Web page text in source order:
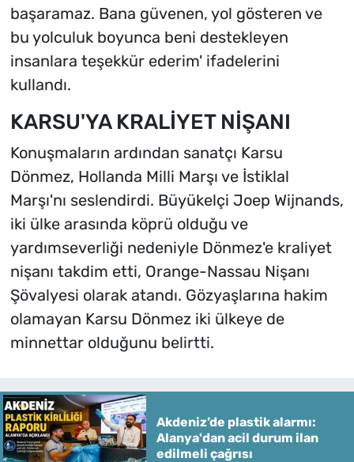
başaramaz. Bana güvenen, yol gösteren ve
bu yolculuk boyunca beni destekleyen
insanlara teşekkür ederim' ifadelerini
kullandı.
KARSU'YA KRALİYET NİŞANI
Konuşmaların ardından sanatçı Karsu
Dönmez, Hollanda Milli Marşı ve İstiklal
Marşı'nı seslendirdi. Büyükelçi Joep Wijnands,
iki ülke arasında köprü olduğu ve
yardımseverliği nedeniyle Dönmez'e kraliyet
nişanı takdim etti, Orange-Nassau Nişanı
Şövalyesi olarak atandı. Gözyaşlarına hakim
olamayan Karsu Dönmez iki ülkeye de
minnettar olduğunu belirtti.
Akdeniz’de plastik alarmı:
Alanya'dan acil durum ilan
edilmeli çağrısı